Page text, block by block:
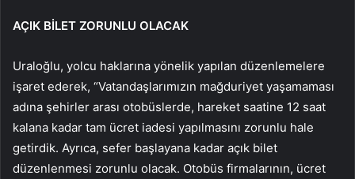
AÇIK BİLET ZORUNLU OLACAK
Uraloğlu, yolcu haklarına yönelik yapılan düzenlemelere
işaret ederek, “Vatandaşlarımızın mağduriyet yaşamaması
adına şehirler arası otobüslerde, hareket saatine 12 saat
kalana kadar tam ücret iadesi yapılmasını zorunlu hale
getirdik. Ayrıca, sefer başlayana kadar açık bilet
düzenlenmesi zorunlu olacak. Otobüs firmalarının, ücret